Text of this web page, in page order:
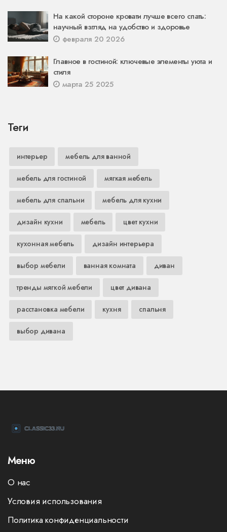
На какой стороне кровати лучше всего спать:
научный взгляд на удобство и здоровье
февраля 20 2026
Главное в гостиной: ключевые элементы уюта и
стиля
марта 25 2025
Теги
интерьер мебель для ванной
мебель для гостиной мягкая мебель
мебель для спальни мебель для кухни
дизайн кухни мебель цвет кухни
кухонная мебель дизайн интерьера
выбор мебели ванная комната диван
тренды мягкой мебели цвет дивана
расстановка мебели кухня спальня
выбор дивана
Меню
О нас
Условия использования
Политика конфиденциальности